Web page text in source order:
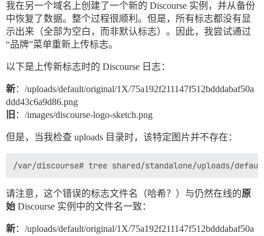
我在另一个域名上创建了一个新的 Discourse 实例，并从备份
中恢复了数据。整个过程很顺利。但是，所有标志都没有显
示出来（全部为空白，而非默认标志）。因此，我尝试通过
“品牌”菜单重新上传标志。
以下是上传新标志时的 Discourse 日志：
新：/uploads/default/original/1X/75a192f211147f512bdddabaf50a
ddd43c6a9d86.png
旧 ：/images/discourse-logo-sketch.png
但是，当我检查 uploads 目录时，该特定图片并不存在：
请注意，这个错误的标志文件名（哈希？）与仍然在线的原
始 Discourse 实例中的文件名一致：
新：/uploads/default/original/1X/75a192f211147f512bdddabaf50a